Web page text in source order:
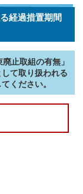
経過措置期間
止取組の有無」
て取り扱われる
ください。